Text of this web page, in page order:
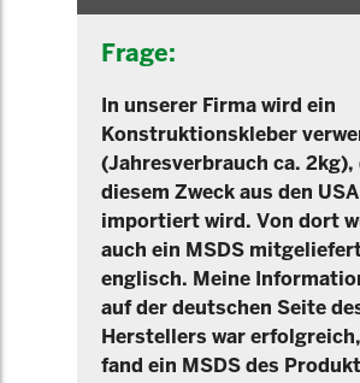
Frage:
In unserer Firma wird ein
Konstruktionskleber
(Jahresverbrauch ca. 2kg),
diesem Zweck aus den USA
importiert wird. Von dort
auch ein MSDS
englisch. Meine
auf der deutschen Seite
Herstellers war
fand ein MSDS des